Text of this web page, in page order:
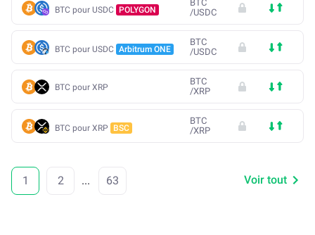
BTC pour USDC POLYGON
BTC
/USDC
BTC pour USDC Arbitrum ONE
BTC
/USDC
BTC pour XRP
BTC
/XRP
BTC pour XRP BSC
BTC
/XRP
1 2 ... 63 Voir tout